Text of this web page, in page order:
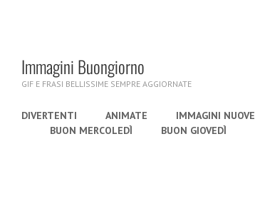
Immagini Buongiorno
GIF E FRASI BELLISSIME SEMPRE AGGIORNATE
DIVERTENTI ANIMATE IMMAGINI NUOVE
BUON MERCOLEDÌ
BUON GIOVEDÌ